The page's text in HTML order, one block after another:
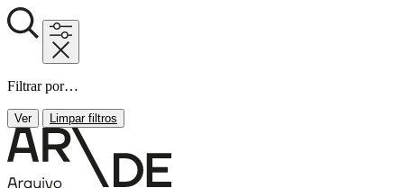
Filtrar por…
Ver Limpar filtros